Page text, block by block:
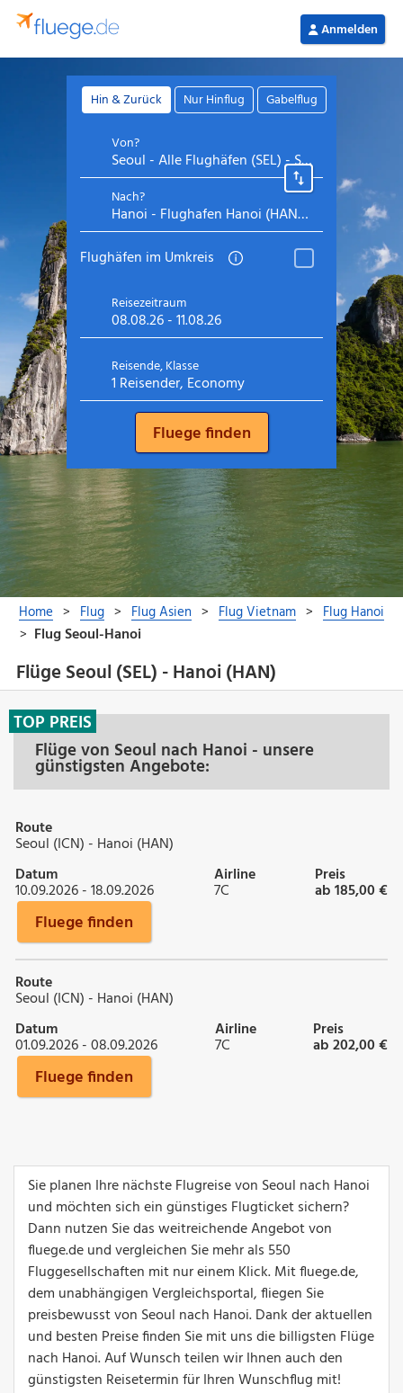
Flüge Seoul (SEL) - Hanoi (HAN)
Flüge von Seoul nach Hanoi - unsere
günstigsten Angebote:
TOP PREIS
Route
Seoul (ICN) - Hanoi (HAN)
Datum
10.09.2026 - 18.09.2026
Airline
7C
Preis
ab 185,00 €
Fluege finden
Route
Seoul (ICN) - Hanoi (HAN)
Datum
01.09.2026 - 08.09.2026
Airline
7C
Preis
ab 202,00 €
Fluege finden
Sie planen Ihre nächste Flugreise von Seoul nach Hanoi
und möchten sich ein günstiges Flugticket sichern?
Dann nutzen Sie das weitreichende Angebot von
fluege.de und vergleichen Sie mehr als 550
Fluggesellschaften mit nur einem Klick. Mit fluege.de,
dem unabhängigen Vergleichsportal, fliegen Sie
preisbewusst von Seoul nach Hanoi. Dank der aktuellen
und besten Preise finden Sie mit uns die billigsten Flüge
nach Hanoi. Auf Wunsch teilen wir Ihnen auch den
günstigsten Reisetermin für Ihren Wunschflug mit!